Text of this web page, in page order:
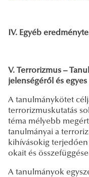
IV. Egyéb
V. Terrorizmus –
jelenségéről és egyes
A tanulmánykötet
terrorizmuskutatás
téma mélyebb
tanulmányai a
kihívásokig terjedően
okait és
A tanulmányok